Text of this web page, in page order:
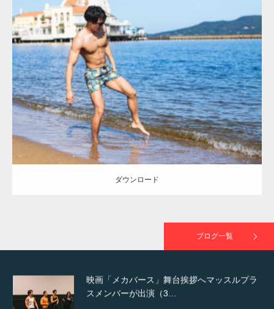
Update:2021.07.8
Category:海のマッチョ オレンジの人 AKIHITO(細マッチョ) 大胸筋
脚
ダウンロード
ダウンロード
ブログ一覧
TOKYO FMラジオ番組「ONE MORNING」
で紹介さ…
NHK「所さん！事件ですよ」に取材されまし
た（6/8放送）
映画「メカバース」舞台挨拶へマッスルプラ
スメンバーが出演（3…